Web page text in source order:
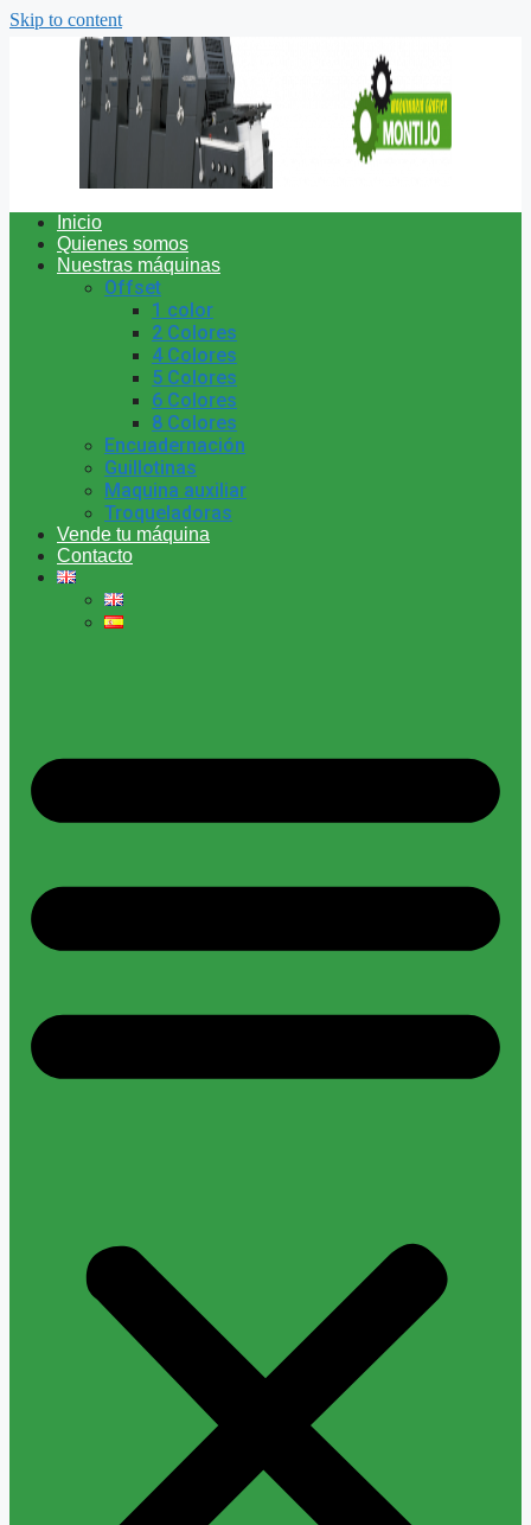
Skip to content
Inicio
Quienes somos
Nuestras máquinas
Offset
1 color
2 Colores
4 Colores
5 Colores
6 Colores
8 Colores
Encuadernación
Guillotinas
Maquina auxiliar
Troqueladoras
Vende tu máquina
Contacto